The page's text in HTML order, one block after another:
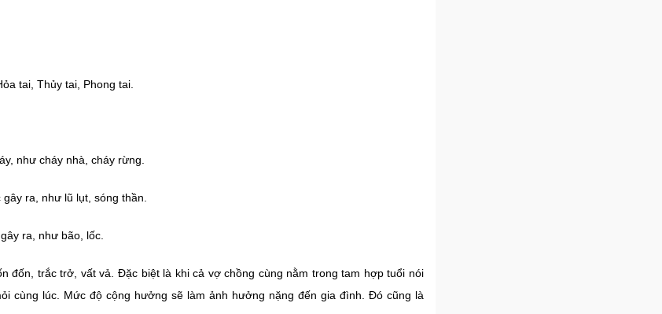
tai, Thủy tai, Phong tai.
như cháy nhà, cháy rừng.
ra, như lũ lụt, sóng thần.
ra, như bão, lốc.
đốn, trắc trở, vất vả. Đặc biệt là khi cả vợ chồng cùng nằm trong tam hợp tuổi nói
cùng lúc. Mức độ cộng hưởng sẽ làm ảnh hưởng nặng đến gia đình. Đó cũng là